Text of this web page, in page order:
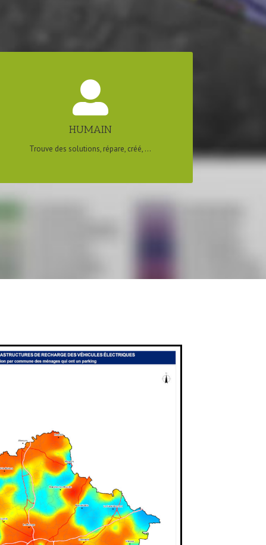
HUMAIN
Trouve des solutions, répare, créé, ...